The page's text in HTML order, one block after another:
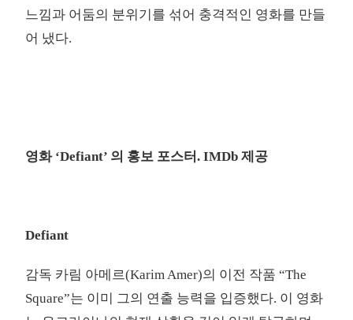
느낌과 어둠의 분위기를 섞어 충격적인 영화를 만들
어 냈다.
영화 ‘Defiant’ 의 홍보 포스터. IMDb 제공
Defiant
감독 카림 아메르(Karim Amer)의 이전 작품 “The
Square”는 이미 그의 연출 능력을 입증했다. 이 영화